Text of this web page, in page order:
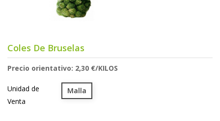
Coles De Bruselas
Precio orientativo: 2,30 €/KILOS
Unidad de
Venta
Malla